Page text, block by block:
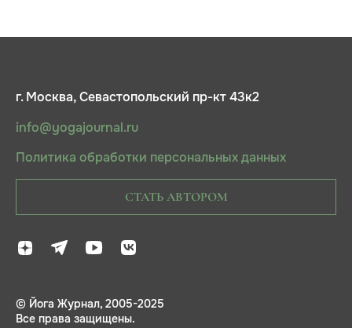
г. Москва, Севастопольский пр-кт 43к2
info@yogajournal.ru
Политика обработки персональных данных
СТАТЬ АВТОРОМ
© Йога Журнал, 2005-2025
Все права защищены.